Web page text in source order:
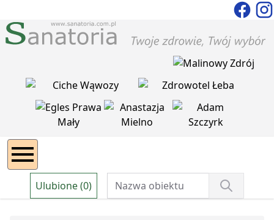
Ulubione (0)